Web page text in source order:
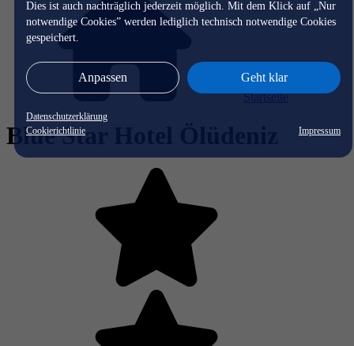
Dies ist auch nachträglich jederzeit möglich. Mit dem Klick auf „Nur
notwendige Cookies” werden lediglich technisch notwendige Cookies
gespeichert.
Anpassen Geht klar
Datenschutzerklärung
Cookierichtlinie
Impressum
Startseite
Blue Star Hotel Ölüdeniz